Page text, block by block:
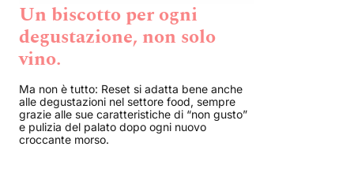
Un biscotto per ogni
degustazione, non solo
vino.
Ma non è tutto: Reset si adatta bene anche
alle degustazioni nel settore food, sempre
grazie alle sue caratteristiche di “non gusto”
e pulizia del palato dopo ogni nuovo
croccante morso.